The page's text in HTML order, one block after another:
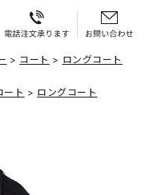
コート
ロングコート
ート
ロングコート